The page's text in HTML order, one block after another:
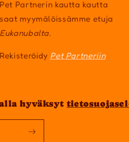
Pet Partnerin kautta kautta
saat myymälöissämme etuja
Eukanubalta.
Rekisteröidy Pet Partneriin
hyväksyt